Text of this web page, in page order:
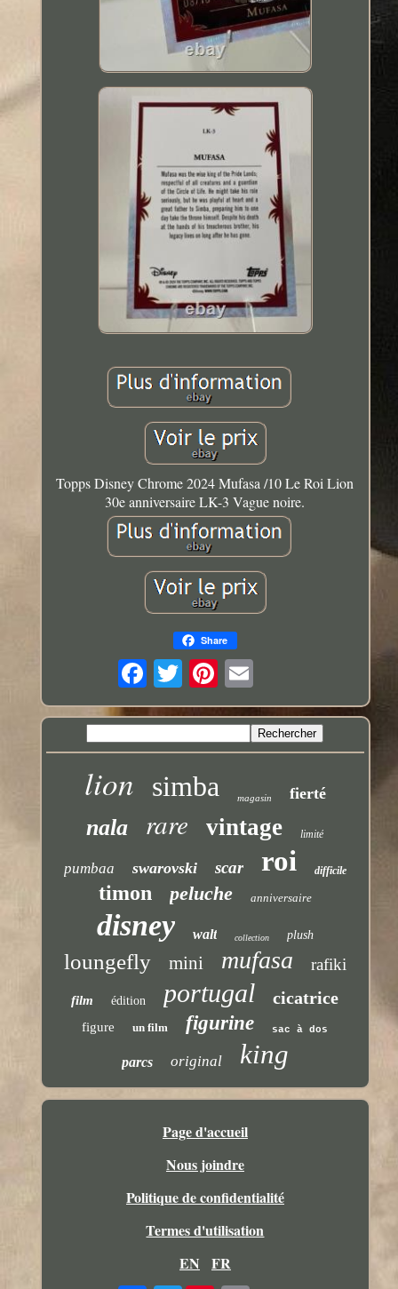
Topps Disney Chrome 2024 Mufasa /10 Le Roi Lion
30e anniversaire LK-3 Vague noire.
Share
lion simba magasin fierté
nala rare vintage limité
pumbaa swarovski scar roi difficile
timon peluche anniversaire
disney walt collection plush
loungefly mini mufasa rafiki
film édition portugal cicatrice
figure un film figurine sac à dos
parcs original king
Page d'accueil
Nous joindre
Politique de confidentialité
Termes d'utilisation
EN
FR